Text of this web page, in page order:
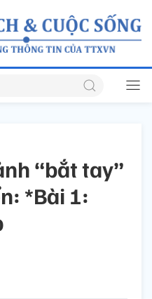
“bắt tay”
*Bài 1: